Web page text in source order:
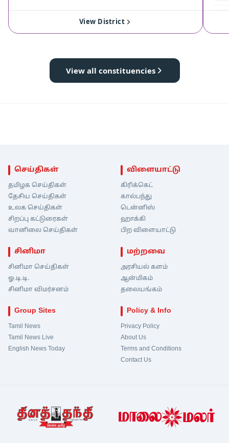
View District
View all constituencies
செய்திகள்
தமிழக செய்திகள்
தேசிய செய்திகள்
உலக செய்திகள்
சிறப்பு கட்டுரைகள்
வானிலை செய்திகள்
விளையாட்டு
கிரிக்கெட்
கால்பந்து
டென்னிஸ்
ஹாக்கி
பிற விளையாட்டு
சினிமா
சினிமா செய்திகள்
ஓ.டி.டி.
சினிமா விமர்சனம்
மற்றவை
அரசியல் களம்
ஆன்மிகம்
தலையங்கம்
Group Sites
Tamil News
Tamil News Live
English News Today
Policy & Info
Privacy Policy
About Us
Terms and Conditions
Contact Us